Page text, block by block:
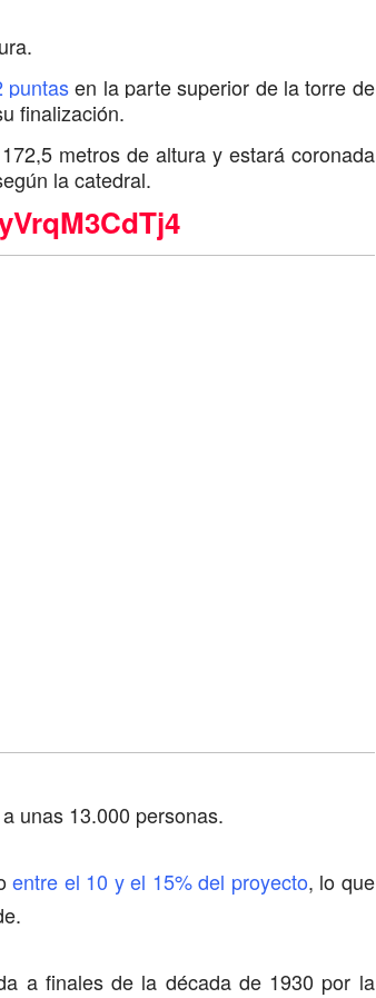
puntas en la parte superior de la torre de
finalización.
metros de altura y estará coronada
la catedral.
unas 13.000 personas.
entre el 10 y el 15% del proyecto, lo que
a finales de la década de 1930 por la